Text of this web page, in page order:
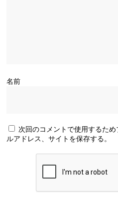
名前
次回のコメントで使用するた
ルアドレス、サイトを保存する。